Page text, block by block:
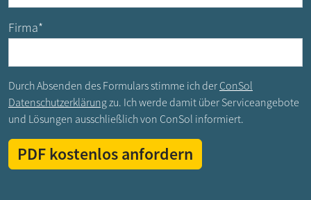
Firma*
Durch Absenden des Formulars stimme ich der ConSol
Datenschutzerklärungzu. Ich werde damit über Serviceangebote
und Lösungen ausschließlich von ConSol informiert.